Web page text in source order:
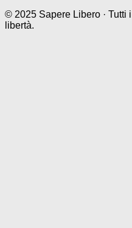
© 2025 Sapere Libero · Tutti
libertà.